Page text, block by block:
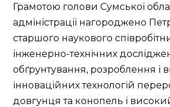
Грамотою голови Сумської
адміністрації нагороджено
старшого наукового
інженерно-технічних
обґрунтування, розроблення і
інноваційних технологій
довгунця та конопель і